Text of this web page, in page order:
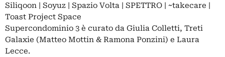
Siliqoon | Soyuz | Spazio Volta | SPETTRO | ~takecare |
Toast Project Space
Supercondominio 3 è curato da Giulia Colletti, Treti
Galaxie (Matteo Mottin & Ramona Ponzini) e Laura
Lecce.